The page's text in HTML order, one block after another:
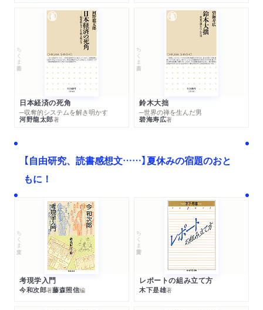
ちくま新書
日本経済の死角
─収奪的システムを解き明かす
河野龍太郎著
ちくま新書
鈴木大拙
─世界の禅を生んだ男
碧海寿広著
【自由研究、読書感想文……】夏休みの宿題のおと
もに！
ちくま文庫
考現学入門
今和次郎著藤森照信編
ちくま学芸文庫
レポートの組み立て方
木下是雄著